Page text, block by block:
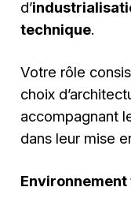
d’
technique.
Votre rôle
choix
accompagnant
dans leur mise
Environnement